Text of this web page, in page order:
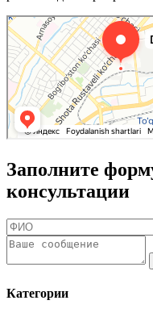
Заполните
консультации
Категории